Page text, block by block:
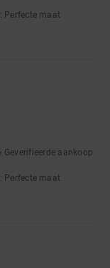
: Perfecte maat
Geverifieerde aankoop
: Perfecte maat